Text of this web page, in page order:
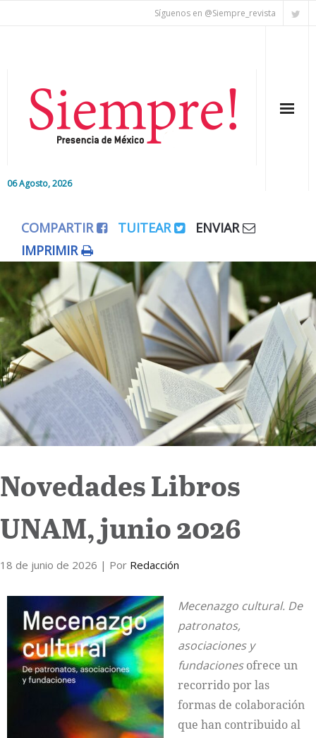
Síguenos en @Siempre_revista
06 Agosto, 2026
Editorial
Nacional
Colaboradores
Internacional
Cultura
COMPARTIR TUITEAR
ENVIAR
IMPRIMIR
Novedades Libros
UNAM, junio 2026
18 de junio de 2026 | Por Redacción
Mecenazgo cultural. De
patronatos,
asociaciones y
fundacionesofrece un
recorrido por las
formas de colaboración
que han contribuido al